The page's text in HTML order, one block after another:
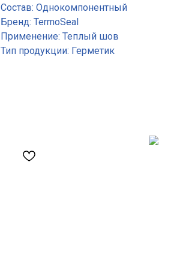
Состав: Однокомпонентный
Бренд: TermoSeal
Применение: Теплый шов
Тип продукции: Герметик